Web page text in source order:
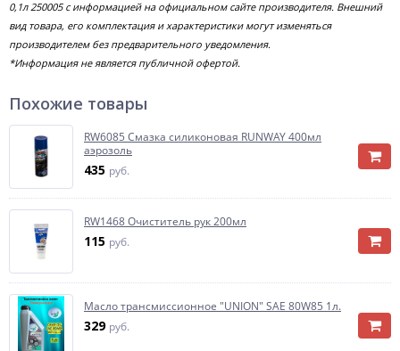
0,1л 250005 с информацией на официальном сайте производителя. Внешний
вид товара, его комплектация и характеристики могут изменяться
производителем без предварительного уведомления.
*Информация не является публичной офертой.
Похожие товары
RW6085 Смазка силиконовая RUNWAY 400мл
аэрозоль
435 руб.
RW1468 Очиститель рук 200мл
115 руб.
Масло трансмиссионное "UNION" SAE 80W85 1л.
329 руб.